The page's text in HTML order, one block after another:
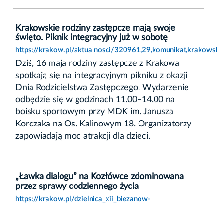
Krakowskie rodziny zastępcze mają swoje
święto. Piknik integracyjny już w sobotę
https://krakow.pl/aktualnosci/
Dziś, 16 maja rodziny zastępcze z Krakowa
spotkają się na integracyjnym pikniku z okazji
Dnia Rodzicielstwa Zastępczego. Wydarzenie
odbędzie się w godzinach 11.00–14.00 na
boisku sportowym przy MDK im. Janusza
Korczaka na Os. Kalinowym 18. Organizatorzy
zapowiadają moc atrakcji dla dzieci.
„Ławka dialogu” na Kozłówce zdominowana
przez sprawy codziennego życia
https://krakow.pl/dzielnica_xii_biezanow-